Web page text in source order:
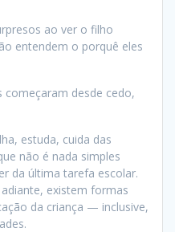
ao ver o filho
entendem o porquê eles
começaram desde cedo,
estuda, cuida das
não é nada simples
da última tarefa escolar.
existem formas
da criança — inclusive,